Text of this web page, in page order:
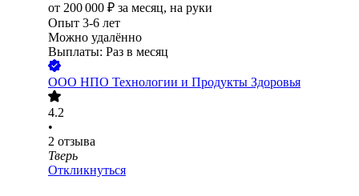
от 200 000 ₽ за месяц, на руки
Опыт 3-6 лет
Можно удалённо
Выплаты: Раз в месяц
ООО НПО Технологии и Продукты Здоровья
4.2
•
2 отзыва
Тверь
Откликнуться